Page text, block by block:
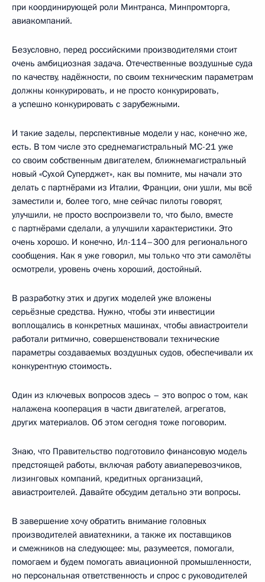
при координирующей роли Минтранса, Минпромторга,
авиакомпаний.
Безусловно, перед российскими производителями стоит
очень амбициозная задача. Отечественные воздушные суда
по качеству, надёжности, по своим техническим параметрам
должны конкурировать, и не просто конкурировать,
а успешно конкурировать с зарубежными.
И такие заделы, перспективные модели у нас, конечно же,
есть. В том числе это среднемагистральный МС-21 уже
со своим собственным двигателем, ближнемагистральный
новый «Сухой Суперджет», как вы помните, мы начали это
делать с партнёрами из Италии, Франции, они ушли, мы всё
заместили и, более того, мне сейчас пилоты говорят,
улучшили, не просто воспроизвели то, что было, вместе
с партнёрами сделали, а улучшили характеристики. Это
очень хорошо. И конечно, Ил-114–300 для регионального
сообщения. Как я уже говорил, мы только что эти самолёты
осмотрели, уровень очень хороший, достойный.
В разработку этих и других моделей уже вложены
серьёзные средства. Нужно, чтобы эти инвестиции
воплощались в конкретных машинах, чтобы авиастроители
работали ритмично, совершенствовали технические
параметры создаваемых воздушных судов, обеспечивали их
конкурентную стоимость.
Один из ключевых вопросов здесь – это вопрос о том, как
налажена кооперация в части двигателей, агрегатов,
других материалов. Об этом сегодня тоже поговорим.
Знаю, что Правительство подготовило финансовую модель
предстоящей работы, включая работу авиаперевозчиков,
лизинговых компаний, кредитных организаций,
авиастроителей. Давайте обсудим детально эти вопросы.
В завершение хочу обратить внимание головных
производителей авиатехники, а также их поставщиков
и смежников на следующее: мы, разумеется, помогали,
помогаем и будем помогать авиационной промышленности,
но персональная ответственность и спрос с руководителей